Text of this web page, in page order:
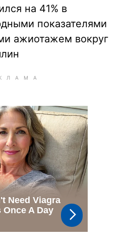
на 41% в
показателями
ажиотажем вокруг